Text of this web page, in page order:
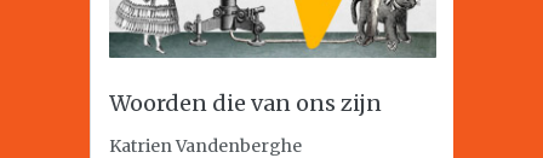
Woorden die van ons zijn
Katrien Vandenberghe